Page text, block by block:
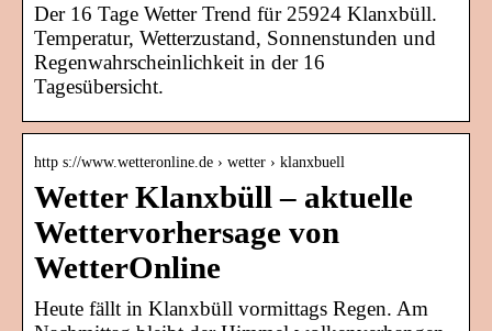
Der 16 Tage Wetter Trend für 25924 Klanxbüll.
Temperatur, Wetterzustand, Sonnenstunden und
Regenwahrscheinlichkeit in der 16
Tagesübersicht.
http s://www.wetteronline.de › wetter › klanxbuell
Wetter Klanxbüll – aktuelle
Wettervorhersage von
WetterOnline
Heute fällt in Klanxbüll vormittags Regen. Am